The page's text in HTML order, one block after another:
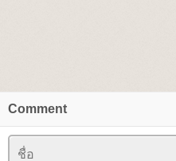
Comment